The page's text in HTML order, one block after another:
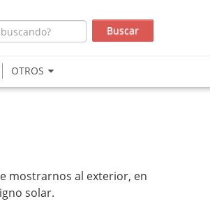
OTROS
mostrarnos al exterior, en
solar.